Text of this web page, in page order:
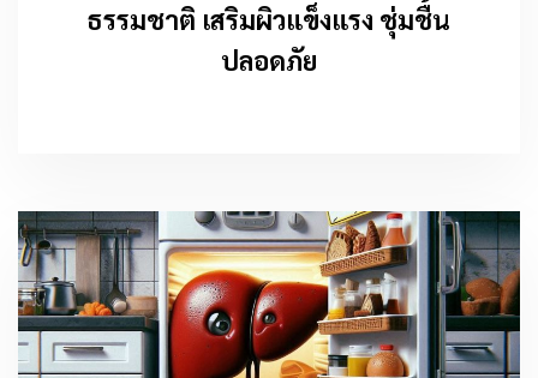
ธรรมชาติ เสริมผิวแข็งแรง ชุ่มชื้น
ปลอดภัย